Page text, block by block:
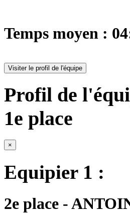
Temps moyen :
Visiter le profil de l'équipe
Profil de
1e place
×
Equipier 1 :
2e place -